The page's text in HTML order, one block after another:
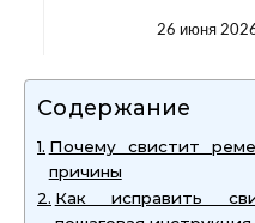
26 июня
Содержание
Почему свистит
причины
Как исправить